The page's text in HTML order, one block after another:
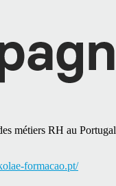
métiers RH au Portugal
formacao.pt/